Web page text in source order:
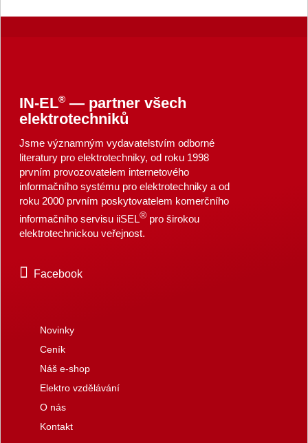
IN-EL®— partner všech
elektrotechniků
Jsme významným vydavatelstvím odborné
literatury pro elektrotechniky, od roku 1998
prvním provozovatelem internetového
informačního systému pro elektrotechniky a od
roku 2000 prvním poskytovatelem komerčního
informačního servisu iiSEL®pro širokou
elektrotechnickou veřejnost.
Facebook
Novinky
Ceník
Náš e-shop
Elektro vzdělávání
O nás
Kontakt